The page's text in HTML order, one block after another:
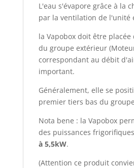
L'eau s'évapore grâce à la
par la ventilation de l'unité
la Vapobox doit être
du groupe extérieur
correspondant au débit
important.
Généralement, elle se
premier tiers bas du
Nota bene : la Vapobox
des puissances
à 5,5kW.
(Attention ce produit